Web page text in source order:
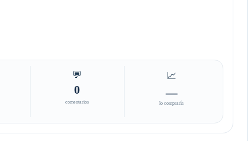
💬
0
comentarios
📈
—
lo compraría